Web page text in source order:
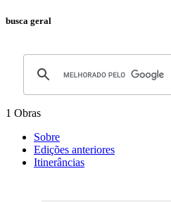
busca geral
1 Obras
Sobre
Edições anteriores
Itinerâncias